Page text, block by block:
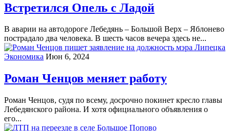
Встретился Опель с Ладой
В аварии на автодороге Лебедянь – Большой Верх – Яблонево
пострадало два человека. В шесть часов вечера здесь не...
Экономика Июн 6, 2024
Роман Ченцов меняет работу
Роман Ченцов, судя по всему, досрочно покинет кресло главы
Лебедянского района. И хотя официального объявления о
его...